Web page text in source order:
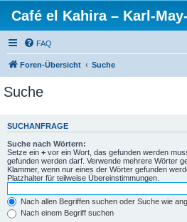
Café el Kahira – Karl-
FAQ
Foren-Übersicht Suche
Suche
SUCHANFRAGE
Suche nach Wörtern:
Setze ein + vor ein Wort, das gefunden werden
gefunden werden darf. Verwende mehrere Wörter
Klammer, wenn nur eines der Wörter gefunden
Platzhalter für teilweise Übereinstimmungen.
Nach allen Begriffen suchen oder Suche wie
Nach einem Begriff suchen